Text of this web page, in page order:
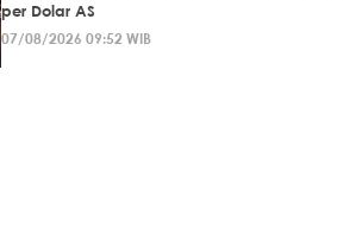
per Dolar AS
07/08/2026 09:52 WIB